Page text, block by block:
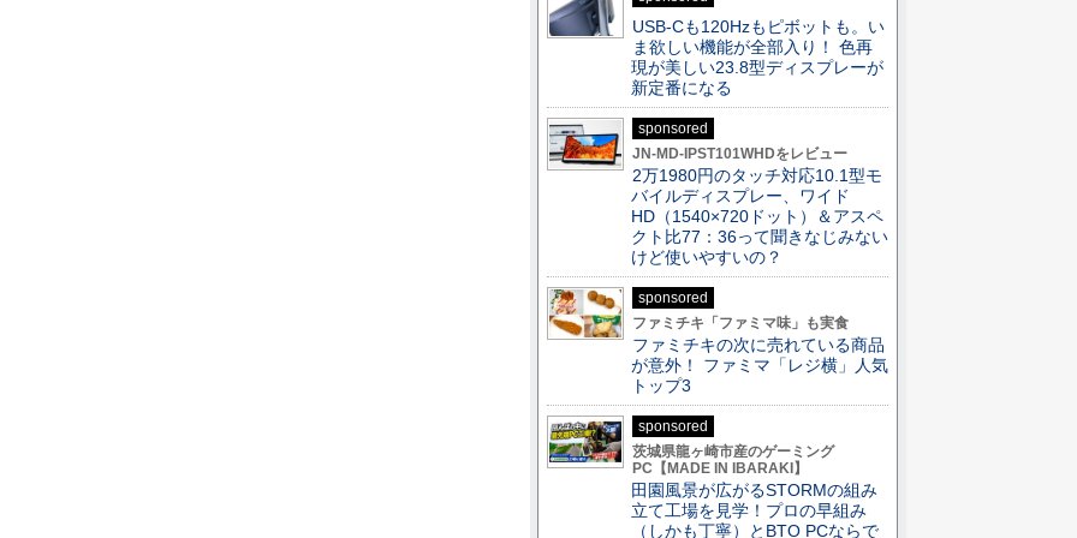
USB-Cも120Hzもピボットも。い
ま欲しい機能が全部入り！ 色再
現が美しい23.8型ディスプレーが
新定番になる
sponsored
JN-MD-IPST101WHDをレビュー
2万1980円のタッチ対応10.1型モ
バイルディスプレー、ワイド
HD（1540×720ドット）＆アスペ
クト比77：36って聞きなじみない
けど使いやすいの？
sponsored
ファミチキ「ファミマ味」も実食
ファミチキの次に売れている商品
が意外！ ファミマ「レジ横」人気
トップ3
sponsored
茨城県龍ヶ崎市産のゲーミング
PC【MADE IN IBARAKI】
田園風景が広がるSTORMの組み
立て工場を見学！プロの早組み
（しかも丁寧）とBTO PCならで